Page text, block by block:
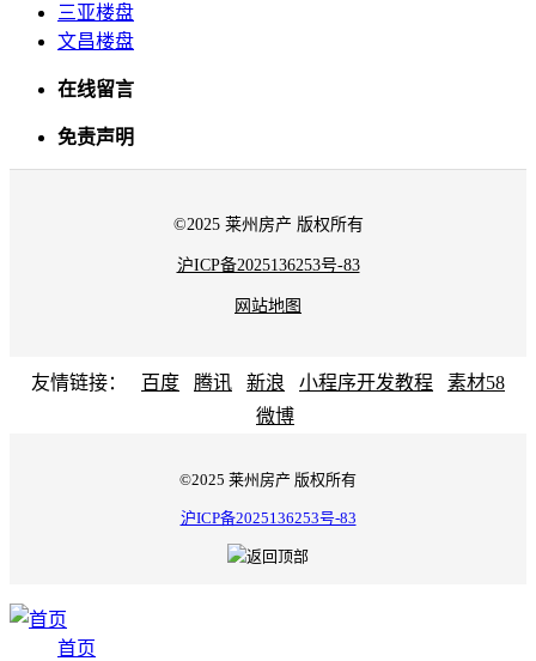
三亚楼盘
文昌楼盘
在线留言
免责声明
©2025 莱州房产 版权所有
沪ICP备2025136253号-83
网站地图
友情链接： 百度 腾讯 新浪 小程序开发教程
素材58
微博
©2025 莱州房产 版权所有
沪ICP备2025136253号-83
首页